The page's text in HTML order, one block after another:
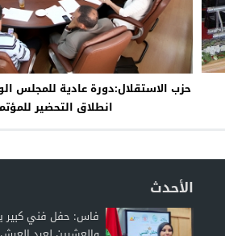
انطلاق التحضير للمؤتمر
الأحدث
فاس: حفل فني كبير